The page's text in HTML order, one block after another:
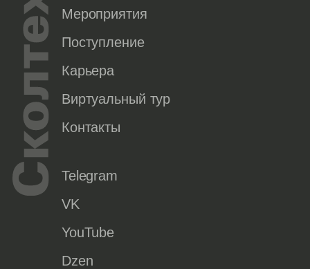
Мероприятия
Поступление
Карьера
Виртуальный тур
Контакты
Telegram
VK
YouTube
Dzen